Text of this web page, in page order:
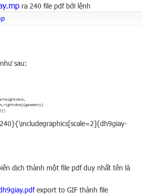
ra 240 file pdf bởi lệnh
như sau:
dịch thành một file pdf duy nhất tên là
export to GIF thành file